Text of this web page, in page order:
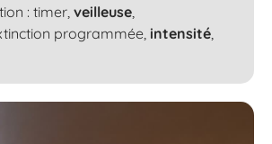
: timer,veilleuse,
programmée, intensité,